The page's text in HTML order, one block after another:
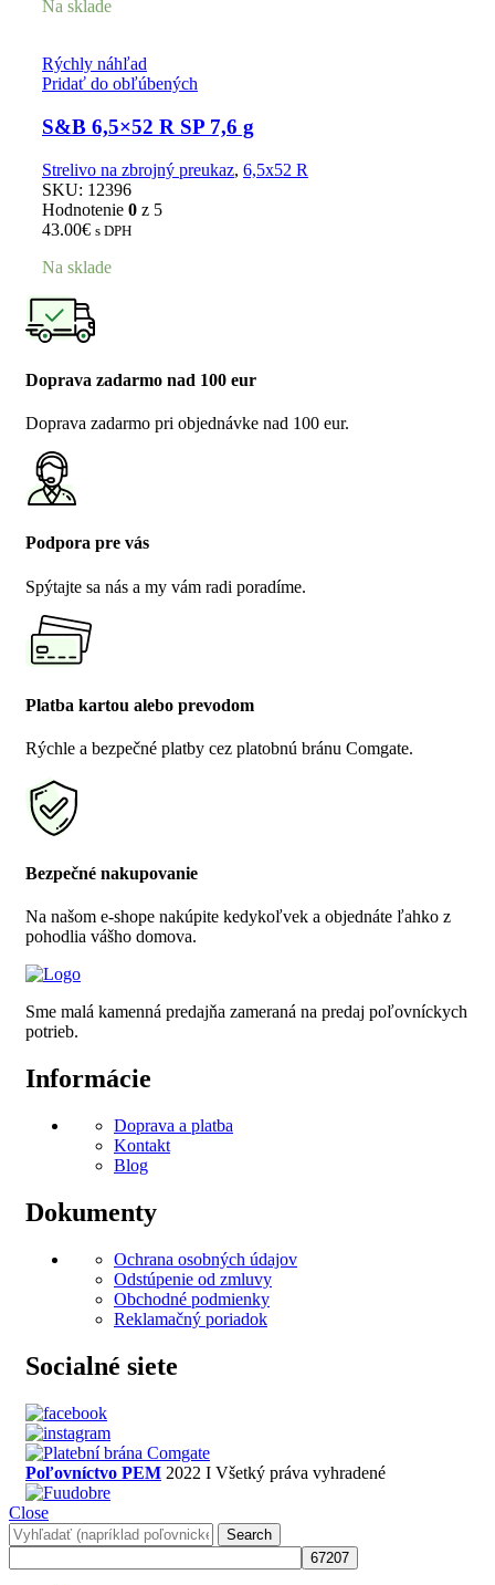
Na sklade
Rýchly náhľad
Pridať do obľúbených
S&B 6,5×52 R SP 7,6 g
Strelivo na zbrojný preukaz, 6,5x52 R
SKU: 12396
Hodnotenie 0 z 5
43.00€ s DPH
Na sklade
Doprava zadarmo nad 100 eur
Doprava zadarmo pri objednávke nad 100 eur.
Podpora pre vás
Spýtajte sa nás a my vám radi poradíme.
Platba kartou alebo prevodom
Rýchle a bezpečné platby cez platobnú bránu Comgate.
Bezpečné nakupovanie
Na našom e-shope nakúpite kedykoľvek a objednáte ľahko z
pohodlia vášho domova.
Sme malá kamenná predajňa zameraná na predaj poľovníckych
potrieb.
Informácie
Doprava a platba
Kontakt
Blog
Dokumenty
Ochrana osobných údajov
Odstúpenie od zmluvy
Obchodné podmienky
Reklamačný poriadok
Socialné siete
Poľovníctvo PEM 2022 I Všetký práva vyhradené
Close
Search